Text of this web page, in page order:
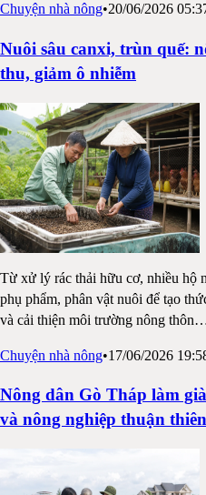
Chuyện nhà nông•20/06/2026
Nuôi sâu canxi, trùn quế:
thu, giảm ô nhiễm
Từ xử lý rác thải hữu cơ, nhiều hộ
phụ phẩm, phân vật nuôi để tạo
và cải thiện môi trường nông thôn
Chuyện nhà nông•17/06/2026
Nông dân Gò Tháp làm
và nông nghiệp thuận thiên